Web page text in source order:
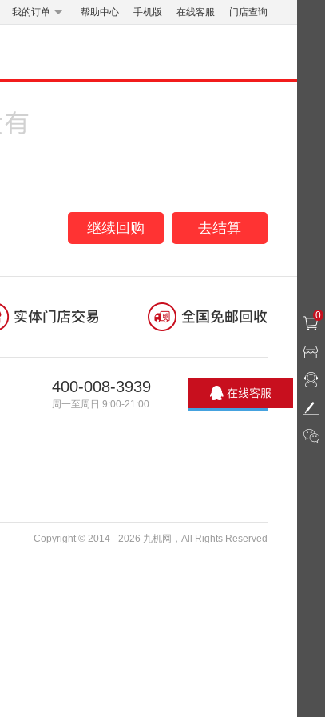
我的订单 帮助中心 手机版 在线客服 门店查询
去结算
继续回购
400-008-3939
周一至周日 9:00-21:00
Copyright © 2014 - 2026 九机网，All Rights Reserved
0